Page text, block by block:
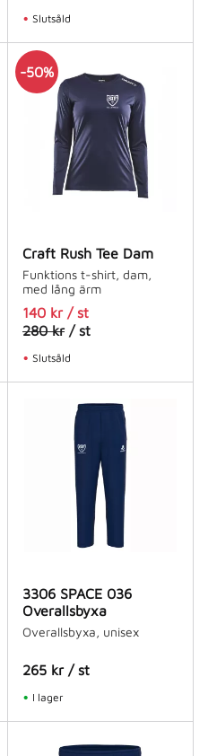
Slutsåld
Craft Rush Tee Dam
Funktions t-shirt, dam,
med lång ärm
140 kr /st
280kr /st
50%
Slutsåld
3306 SPACE 036
Overallsbyxa
Overallsbyxa, unisex
265 kr /st
I lager